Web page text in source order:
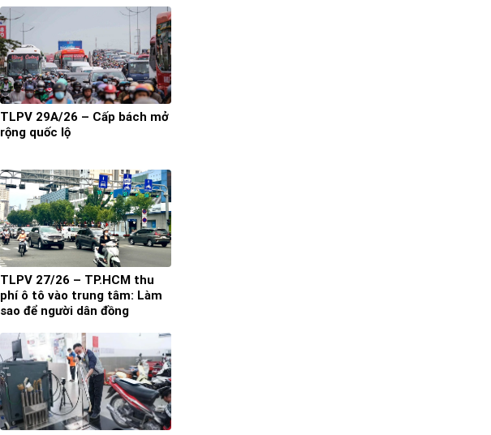
TLPV 29A/26 – Cấp bách mở
rộng quốc lộ
TLPV 27/26 – TP.HCM thu
phí ô tô vào trung tâm: Làm
sao để người dân đồng